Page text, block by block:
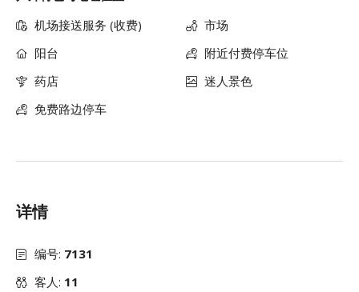
机场接送服务 (收费)
阳台
药店
免费路边停车
市场
附近付费停车位
迷人景色
详情
编号: 7131
客人: 11